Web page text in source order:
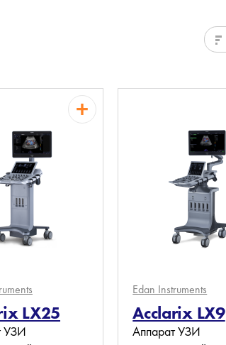
LX25
УЗИ
Edan Instruments
Acclarix LX9
Аппарат УЗИ